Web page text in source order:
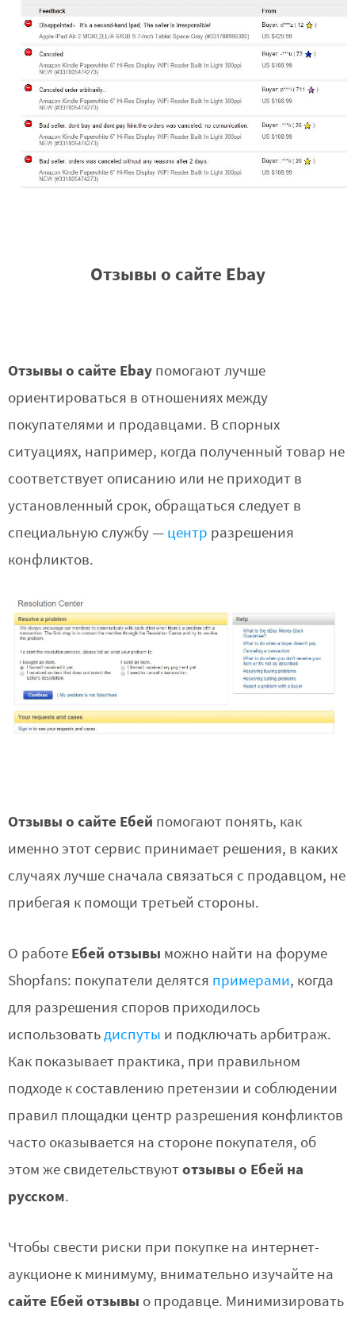
Отзывы о сайте Ebay
Отзывы о сайте Ebayпомогают лучше
ориентироваться в отношениях между
покупателями и продавцами. В спорных
ситуациях, например, когда полученный товар не
соответствует описанию или не приходит в
установленный срок, обращаться следует в
специальную службу — центр разрешения
конфликтов.
Отзывы о сайте Ебей помогают понять, как
именно этот сервис принимает решения, в каких
случаях лучше сначала связаться с продавцом, не
прибегая к помощи третьей стороны.
О работе Ебей отзывы можно найти на форуме
Shopfans: покупатели делятся примерами, когда
для разрешения споров приходилось
использоватьдиспуты и подключать арбитраж.
Как показывает практика, при правильном
подходе к составлению претензии и соблюдении
правил площадки центр разрешения конфликтов
часто оказывается на стороне покупателя, об
этом же свидетельствуютотзывы о Ебей на
русском.
Чтобы свести риски при покупке на интернет-
аукционе к минимуму, внимательно изучайте на
сайте Ебей отзывы о продавце. Минимизировать